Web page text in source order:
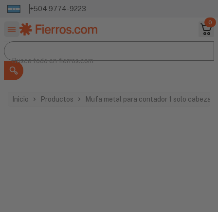
+504 9774-9223
0
Buscar productos
Busca todo en
Busca todo enfierros.com
Inicio Productos Mufa metal para contador 1 solo cabeza